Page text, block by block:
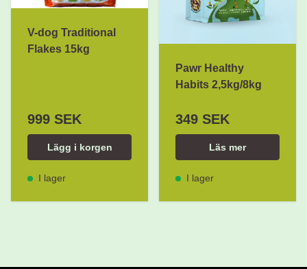
V-dog Traditional
Flakes 15kg
999 SEK
Lägg i korgen
I lager
Pawr Healthy
Habits 2,5kg/8kg
349 SEK
Läs mer
I lager